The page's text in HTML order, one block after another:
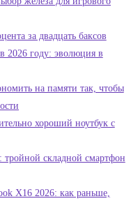
за двадцать баксов
2026 году: эволюция в
на памяти так, чтобы
хороший ноутбук с
складной смартфон
X16 2026: как раньше,